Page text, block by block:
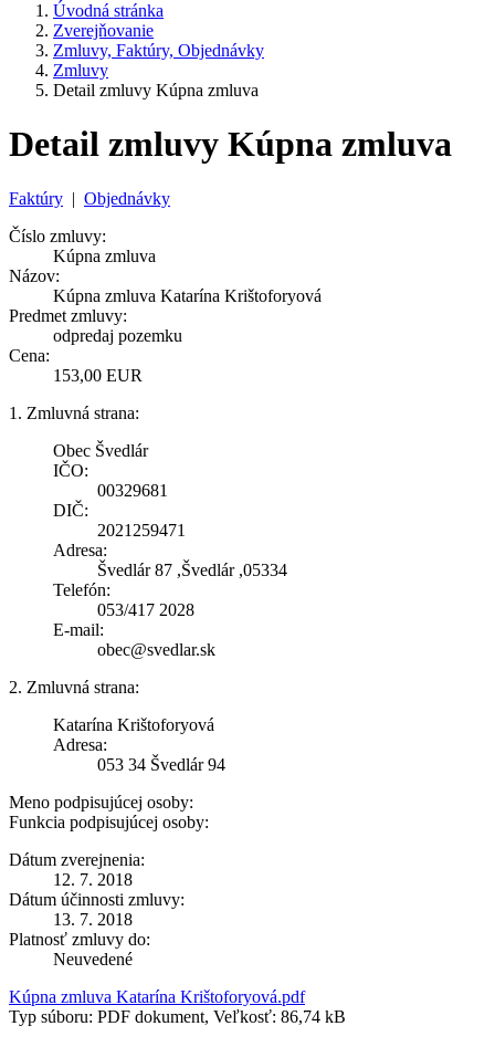
Úvodná stránka
Zverejňovanie
Zmluvy, Faktúry, Objednávky
Zmluvy
Detail zmluvy Kúpna zmluva
Detail zmluvy Kúpna zmluva
Faktúry | Objednávky
Číslo zmluvy:
Kúpna zmluva
Názov:
Kúpna zmluva Katarína Krištoforyová
Predmet zmluvy:
odpredaj pozemku
Cena:
153,00 EUR
1. Zmluvná strana:
Obec Švedlár
IČO:
00329681
DIČ:
2021259471
Adresa:
Švedlár 87 ,Švedlár ,05334
Telefón:
053/417 2028
E-mail:
obec@svedlar.sk
2. Zmluvná strana:
Katarína Krištoforyová
Adresa:
053 34 Švedlár 94
Meno podpisujúcej osoby:
Funkcia podpisujúcej osoby:
Dátum zverejnenia:
12. 7. 2018
Dátum účinnosti zmluvy:
13. 7. 2018
Platnosť zmluvy do:
Neuvedené
Kúpna zmluva Katarína Krištoforyová.pdf
Typ súboru: PDF dokument, Veľkosť: 86,74 kB